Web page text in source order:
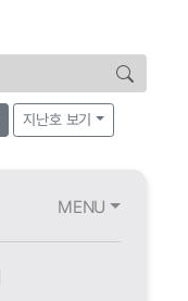
지난호 보기
MENU